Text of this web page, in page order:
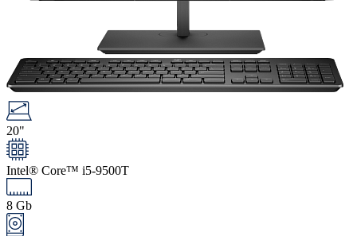
20"
Intel® Core™ i5-9500T
8 Gb